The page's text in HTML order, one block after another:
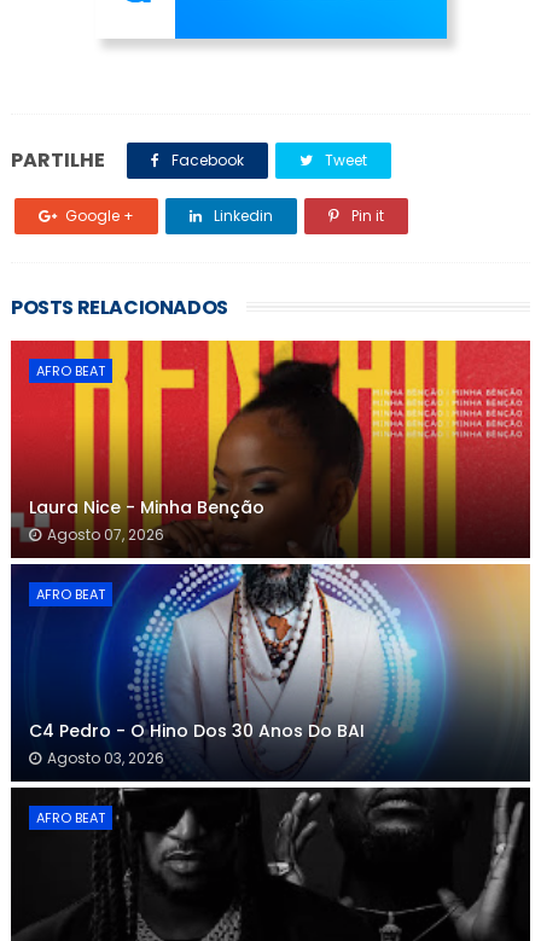
PARTILHE Facebook Tweet
Google + Linkedin Pin it
POSTS RELACIONADOS
AFRO BEAT
Laura Nice - Minha Benção
Agosto 07, 2026
AFRO BEAT
C4 Pedro - O Hino Dos 30 Anos Do BAI
Agosto 03, 2026
AFRO BEAT